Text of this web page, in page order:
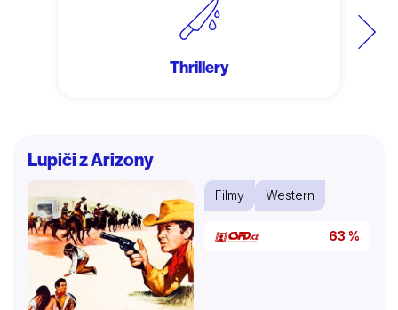
Další
Thrillery
Lupiči z Arizony
Filmy Western
63 %